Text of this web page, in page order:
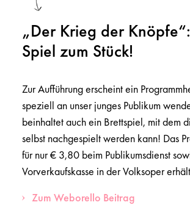
„Der Krieg der
Spiel zum Stück!
Zur Aufführung erscheint ein
speziell an unser junges Publikum
beinhaltet auch ein Brettspiel, mit dem
selbst nachgespielt werden kann! Das
für nur € 3,80 beim Publikumsdienst
Vorverkaufskasse in der Volksoper
Zum Weborello Beitrag